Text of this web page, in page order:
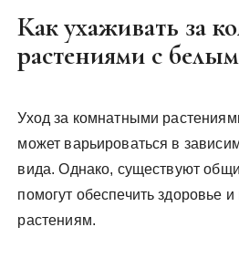
Как ухаживать за
растениями с
Уход за комнатными
может варьироваться в
вида. Однако, существуют
помогут обеспечить здоровье
растениям.